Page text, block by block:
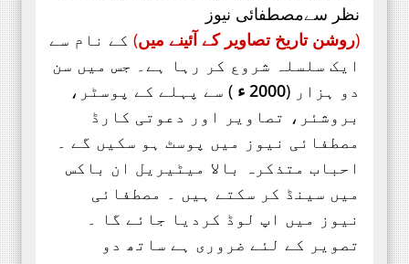
نظر سےمصطفائی نیوز
(روشن تاریخ تصاویر کے آئینے میں) کے نام سے
ایک سلسلہ شروع کر رہا ہے۔ جس میں سن
دو ہزار (2000 ء
) سے پہلے کے پوسٹر،
بروشئر، تصاویر اور دعوتی کارڈ
مصطفائی نیوز میں پوسٹ ہو سکیں گے ۔
احباب متذکرہ بالا میٹیریل ان باکس
میں سینڈ کر سکتے ہیں ۔ مصطفائی
نیوز میں اپ لوڈ کردیا جائے گا ۔
تصویر کے لئے ضروری ہے ساتھ دو